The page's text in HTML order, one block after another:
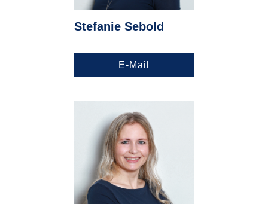
Stefanie Sebold
E-Mail